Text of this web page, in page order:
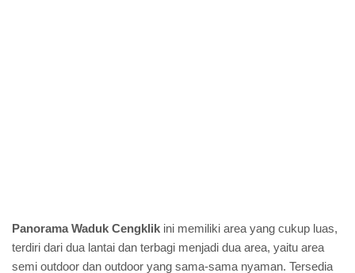
Panorama Waduk Cengklik ini memiliki area yang cukup luas,
terdiri dari dua lantai dan terbagi menjadi dua area, yaitu area
semi outdoor dan outdoor yang sama-sama nyaman. Tersedia